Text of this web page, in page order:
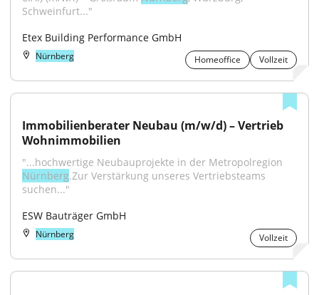
Schweinfurt..."
Etex Building Performance GmbH
Nürnberg Homeoffice Vollzeit
Immobilienberater Neubau (m/w/d) – Vertrieb
Wohnimmobilien
Nürnberg.Zur Verstärkung unseres Vertriebsteams
suchen..."
ESW Bauträger GmbH
Nürnberg Vollzeit